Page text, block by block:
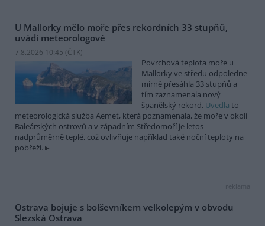
U Mallorky mělo moře přes rekordních 33 stupňů,
uvádí meteorologové
7.8.2026 10:45 (ČTK)
Povrchová teplota moře u
Mallorky ve středu odpoledne
mírně přesáhla 33 stupňů a
tím zaznamenala nový
španělský rekord. Uvedla to
meteorologická služba Aemet, která poznamenala, že moře v okolí
Baleárských ostrovů a v západním Středomoří je letos
nadprůměrně teplé, což ovlivňuje například také noční teploty na
pobřeží.
reklama
Ostrava bojuje s bolševníkem velkolepým v obvodu
Slezská Ostrava